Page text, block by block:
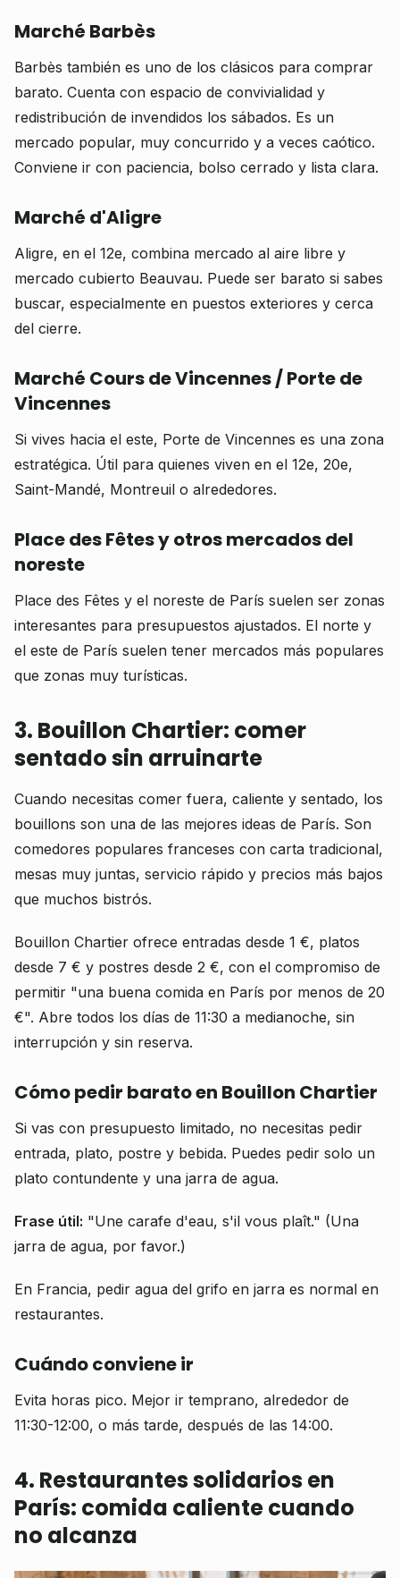
Marché Barbès
Barbès también es uno de los clásicos para comprar
barato. Cuenta con espacio de convivialidad y
redistribución de invendidos los sábados. Es un
mercado popular, muy concurrido y a veces caótico.
Conviene ir con paciencia, bolso cerrado y lista clara.
Marché d'Aligre
Aligre, en el 12e, combina mercado al aire libre y
mercado cubierto Beauvau. Puede ser barato si sabes
buscar, especialmente en puestos exteriores y cerca
del cierre.
Marché Cours de Vincennes / Porte de
Vincennes
Si vives hacia el este, Porte de Vincennes es una zona
estratégica. Útil para quienes viven en el 12e, 20e,
Saint-Mandé, Montreuil o alrededores.
Place des Fêtes y otros mercados del
noreste
Place des Fêtes y el noreste de París suelen ser zonas
interesantes para presupuestos ajustados. El norte y
el este de París suelen tener mercados más populares
que zonas muy turísticas.
3. Bouillon Chartier: comer
sentado sin arruinarte
Cuando necesitas comer fuera, caliente y sentado, los
bouillons son una de las mejores ideas de París. Son
comedores populares franceses con carta tradicional,
mesas muy juntas, servicio rápido y precios más bajos
que muchos bistrós.
Bouillon Chartier ofrece entradas desde 1 €, platos
desde 7 € y postres desde 2 €, con el compromiso de
permitir "una buena comida en París por menos de 20
€". Abre todos los días de 11:30 a medianoche, sin
interrupción y sin reserva.
Cómo pedir barato en Bouillon Chartier
Si vas con presupuesto limitado, no necesitas pedir
entrada, plato, postre y bebida. Puedes pedir solo un
plato contundente y una jarra de agua.
Frase útil: "Une carafe d'eau, s'il vous plaît." (Una
jarra de agua, por favor.)
En Francia, pedir agua del grifo en jarra es normal en
restaurantes.
Cuándo conviene ir
Evita horas pico. Mejor ir temprano, alrededor de
11:30-12:00, o más tarde, después de las 14:00.
4. Restaurantes solidarios en
París: comida caliente cuando
no alcanza